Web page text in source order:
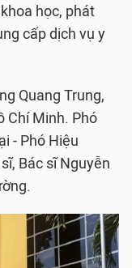
học, phát
cấp dịch vụ y
Quang Trung,
Chí Minh. Phó
- Phó Hiệu
Bác sĩ Nguyễn